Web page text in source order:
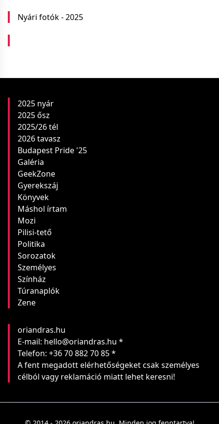
Nyári fotók - 2025
2025 nyár
2025 ősz
2025/26 tél
2026 tavasz
Budapest Pride '25
Galéria
GeekZone
Gyerekszáj
Könyvek
Máshol írtam
Mozi
Pilisi-tető
Politika
Sorozatok
Személyes
Színház
Túranaplók
Zene
oriandras.hu
E-mail: hello@oriandras.hu *
Telefon: +36 70 882 70 85 *
A fent megadott elérhetőségeket csak személyes
célból vagy reklamáció miatt lehet keresni!